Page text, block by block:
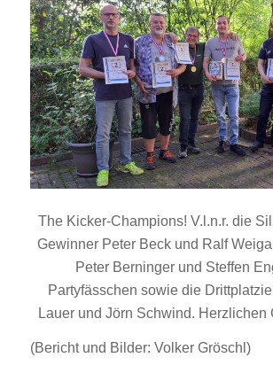
The Kicker-Champions! V.l.n.r. die
Gewinner Peter Beck und Ralf
Peter Berninger und Steffen
Partyfässchen sowie die
Lauer und Jörn Schwind. Herzlichen
(Bericht und Bilder: Volker Gröschl)